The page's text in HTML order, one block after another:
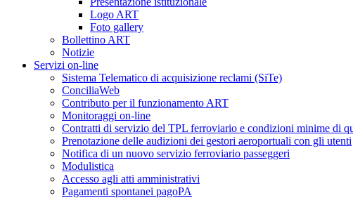
Logo ART
Foto gallery
Bollettino ART
Notizie
Servizi on-line
Sistema Telematico di acquisizione reclami (SiTe)
ConciliaWeb
Contributo per il funzionamento ART
Monitoraggi on-line
Contratti di servizio del TPL ferroviario e condizioni minime di
Prenotazione delle audizioni dei gestori aeroportuali con gli utenti
Notifica di un nuovo servizio ferroviario passeggeri
Modulistica
Accesso agli atti amministrativi
Pagamenti spontanei pagoPA